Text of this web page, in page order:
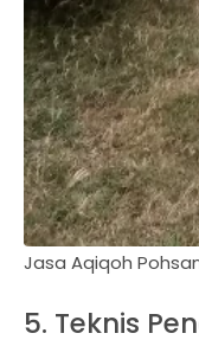
Jasa Aqiqoh
5. Teknis